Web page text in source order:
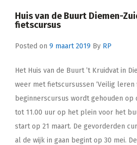
Huis van de Buurt Diemen-
fietscursus
Posted on 9 maart 2019 By RP
Het Huis van de Buurt ’t Kruidvat in
weer met fietscursussen ‘Veilig leren
beginnerscursus wordt gehouden op
tot 11.00 uur op het plein voor het
start op 21 maart. De gevorderden
al de wijk in gaan begint op 30 mei.